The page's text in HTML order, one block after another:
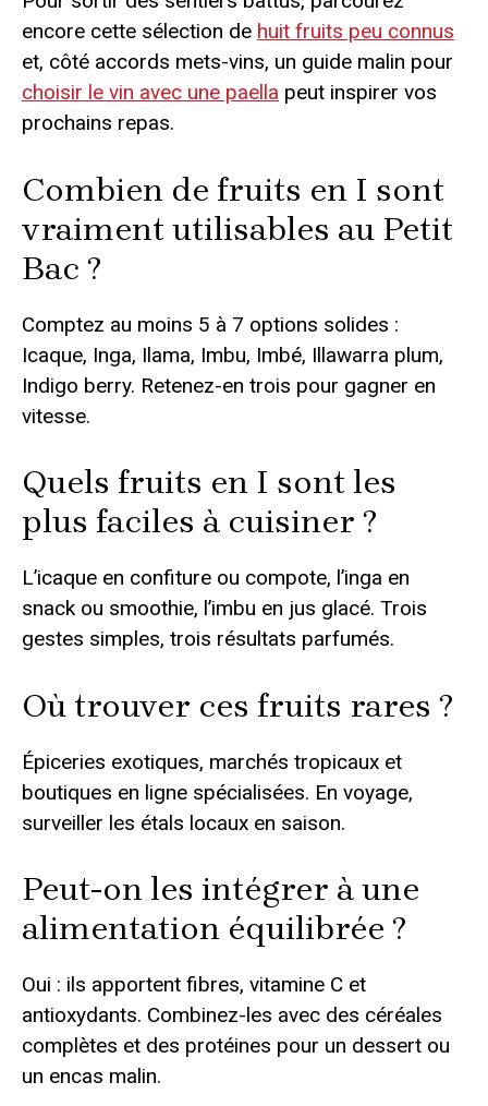
encore cette sélection de huit fruits peu connus
et, côté accords mets-vins, un guide malin pour
choisir le vin avec une paella peut inspirer vos
prochains repas.
Combien de fruits en I sont
vraiment utilisables au Petit
Bac ?
Comptez au moins 5 à 7 options solides :
Icaque, Inga, Ilama, Imbu, Imbé, Illawarra plum,
Indigo berry. Retenez-en trois pour gagner en
vitesse.
Quels fruits en I sont les
plus faciles à cuisiner ?
L’icaque en confiture ou compote, l’inga en
snack ou smoothie, l’imbu en jus glacé. Trois
gestes simples, trois résultats parfumés.
Où trouver ces fruits rares ?
Épiceries exotiques, marchés tropicaux et
boutiques en ligne spécialisées. En voyage,
surveiller les étals locaux en saison.
Peut-on les intégrer à une
alimentation équilibrée ?
Oui : ils apportent fibres, vitamine C et
antioxydants. Combinez-les avec des céréales
complètes et des protéines pour un dessert ou
un encas malin.